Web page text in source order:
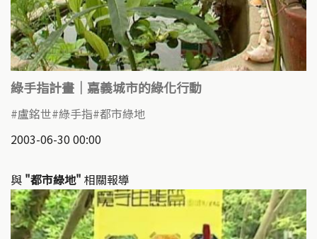
綠手指計畫｜嘉義城市的綠化行動
盧銘世 綠手指 都市綠地
2003-06-30 00:00
與 "都市綠地" 相關報導